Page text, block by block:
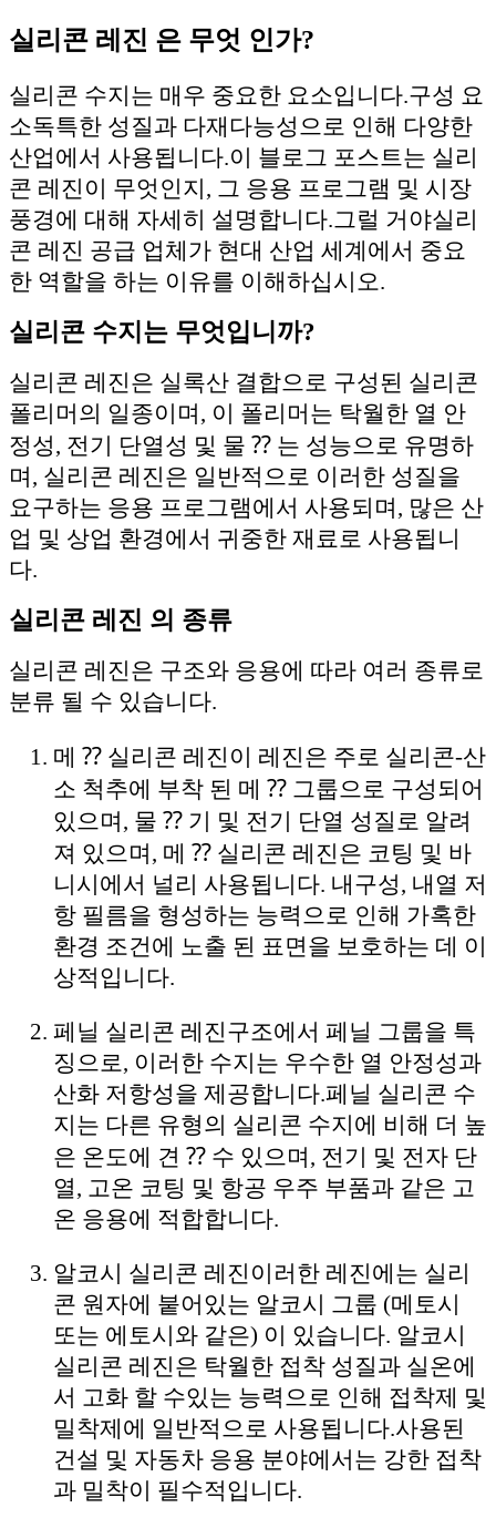
실리콘 레진 은 무엇 인가?
실리콘 수지는 매우 중요한 요소입니다.구성 요
소독특한 성질과 다재다능성으로 인해 다양한
산업에서 사용됩니다.이 블로그 포스트는 실리
콘 레진이 무엇인지, 그 응용 프로그램 및 시장
풍경에 대해 자세히 설명합니다.그럴 거야실리
콘 레진 공급 업체가 현대 산업 세계에서 중요
한 역할을 하는 이유를 이해하십시오.
실리콘 수지는 무엇입니까?
실리콘 레진은 실록산 결합으로 구성된 실리콘
폴리머의 일종이며, 이 폴리머는 탁월한 열 안
정성, 전기 단열성 및 물 ⁇ 는 성능으로 유명하
며, 실리콘 레진은 일반적으로 이러한 성질을
요구하는 응용 프로그램에서 사용되며, 많은 산
업 및 상업 환경에서 귀중한 재료로 사용됩니
다.
실리콘 레진 의 종류
실리콘 레진은 구조와 응용에 따라 여러 종류로
분류 될 수 있습니다.
메 ⁇ 실리콘 레진 이 레진은 주로 실리콘-산
소 척추에 부착 된 메 ⁇ 그룹으로 구성되어
있으며, 물 ⁇ 기 및 전기 단열 성질로 알려
져 있으며, 메 ⁇ 실리콘 레진은 코팅 및 바
니시에서 널리 사용됩니다. 내구성, 내열 저
항 필름을 형성하는 능력으로 인해 가혹한
환경 조건에 노출 된 표면을 보호하는 데 이
상적입니다.
페닐 실리콘 레진구조에서 페닐 그룹을 특
징으로, 이러한 수지는 우수한 열 안정성과
산화 저항성을 제공합니다.페닐 실리콘 수
지는 다른 유형의 실리콘 수지에 비해 더 높
은 온도에 견 ⁇ 수 있으며, 전기 및 전자 단
열, 고온 코팅 및 항공 우주 부품과 같은 고
온 응용에 적합합니다.
알코시 실리콘 레진 이러한 레진에는 실리
콘 원자에 붙어있는 알코시 그룹 (메토시
또는 에토시와 같은) 이 있습니다. 알코시
실리콘 레진은 탁월한 접착 성질과 실온에
서 고화 할 수있는 능력으로 인해 접착제 및
밀착제에 일반적으로 사용됩니다.사용된
건설 및 자동차 응용 분야에서는 강한 접착
과 밀착이 필수적입니다.